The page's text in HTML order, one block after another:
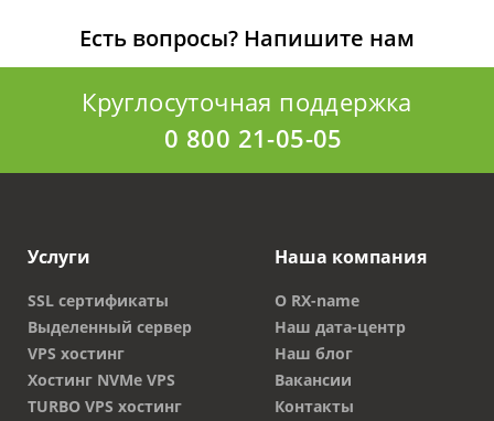
Есть вопросы? Напишите нам
Круглосуточная поддержка
0 800 21-05-05
Услуги
SSL сертификаты
Выделенный сервер
VPS хостинг
Хостинг NVMe VPS
TURBO VPS хостинг
Наша компания
О RX-name
Наш дата-центр
Наш блог
Вакансии
Контакты